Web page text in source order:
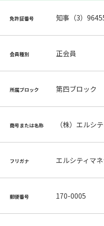
免許証番号 知事（3）
会員種別 正会員
所属ブロック 第四ブロック
商号または名称 （株）エルシ
フリガナ エルシティマ
郵便番号 170-0005